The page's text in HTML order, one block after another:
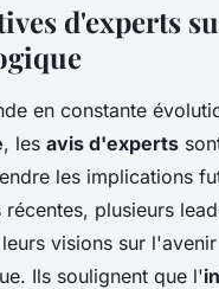
d'experts
en constante
, les avis d'experts
les implications
plusieurs
visions sur l'avenir
Ils soulignent que l'